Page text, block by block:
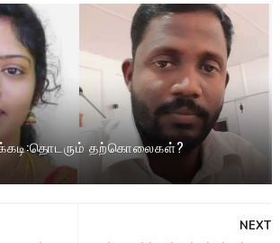
தற்கொலைகள்?
NEXT